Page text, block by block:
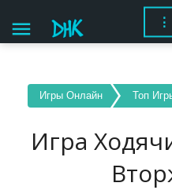
menu
Игры Онлайн Топ
Игра